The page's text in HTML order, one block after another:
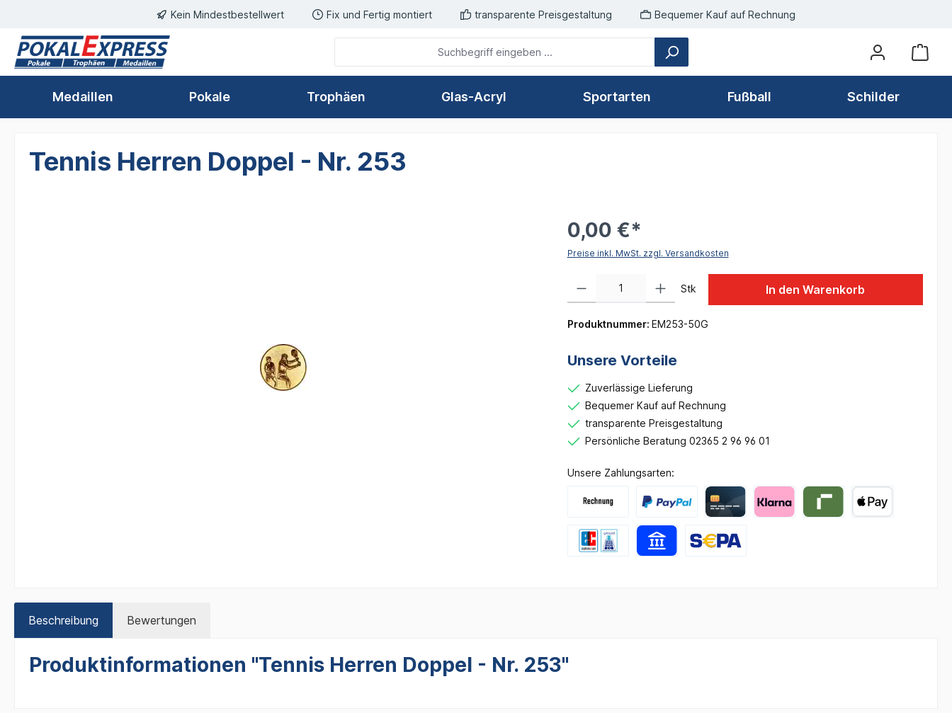
Zur Hauptnavigation springenKein Mindestbestellwert Fix und Fertig montiert transparente Preisgestaltung Bequemer Kauf auf Rechnung
Medaillen Pokale Trophäen Glas-Acryl Sportarten Fußball Schilder
Tennis Herren Doppel - Nr. 253
0,00 €*
Preise inkl. MwSt. zzgl. Versandkosten
Stk In den Warenkorb
Produktnummer: EM253-50G
Unsere Vorteile
Zuverlässige Lieferung
Bequemer Kauf auf Rechnung
transparente Preisgestaltung
Persönliche Beratung 02365 2 96 96 01
Unsere Zahlungsarten:
Beschreibung Bewertungen
Produktinformationen "Tennis Herren Doppel - Nr. 253"